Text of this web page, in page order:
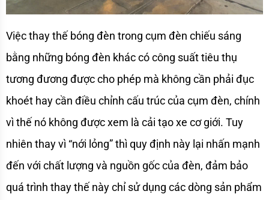
Việc thay thế bóng đèn trong cụm đèn chiếu sáng
bằng những bóng đèn khác có công suất tiêu thụ
tương đương được cho phép mà không cần phải đục
khoét hay cần điều chỉnh cấu trúc của cụm đèn, chính
vì thế nó không được xem là cải tạo xe cơ giới. Tuy
nhiên thay vì “nới lỏng” thì quy định này lại nhấn mạnh
đến với chất lượng và nguồn gốc của đèn, đảm bảo
quá trình thay thế này chỉ sử dụng các dòng sản phẩm